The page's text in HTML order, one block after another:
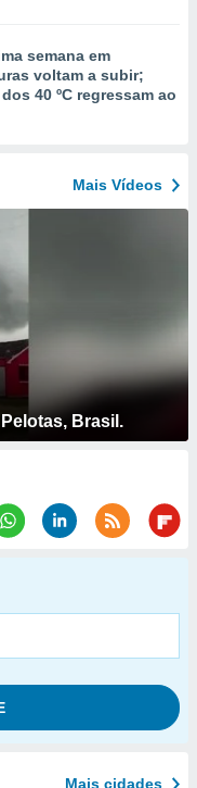
semana em
voltam a subir;
40 ºC regressam ao
Mais Vídeos
Brasil.
Mais cidades